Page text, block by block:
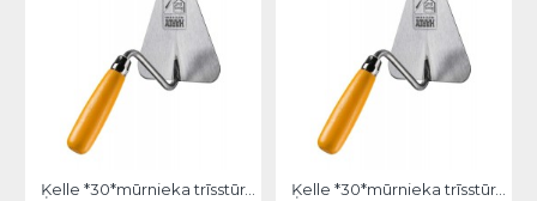
Ķelle *30*mūrnieka trīsstūra 18cm, Hardy Ķelle *30*mūrnieka trīsstūra 20cm, Hardy